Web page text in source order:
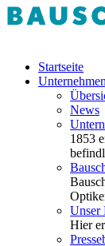
Startseite
Unternehmen
News
1853
Unser
Hier